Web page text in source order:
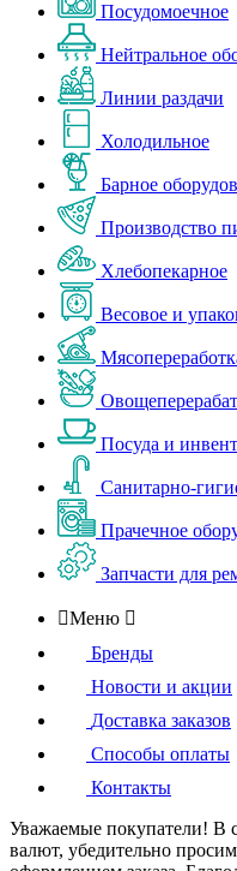
Посудомоечное
Нейтральное
Линии раздачи
Холодильное
Барное
Производство
Хлебопекарное
Весовое и
Посуда и
Санитарно-
Прачечное
Запчасти для
Меню 
Бренды
Новости и акции
Доставка заказов
Способы оплаты
Контакты
Уважаемые покупатели! В
валют, убедительно